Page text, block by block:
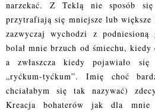
narzekać. Z Teklą nie sposób
przytrafiają się mniejsze lub
zazwyczaj wychodzi z podniesioną
bolał mnie brzuch od śmiechu, kiedy
a zwłaszcza kiedy pojawiało się
„ryćkum-tyćkum”. Imię choć
chciałabym się tak nazywać)
Kreacja bohaterów jak dla